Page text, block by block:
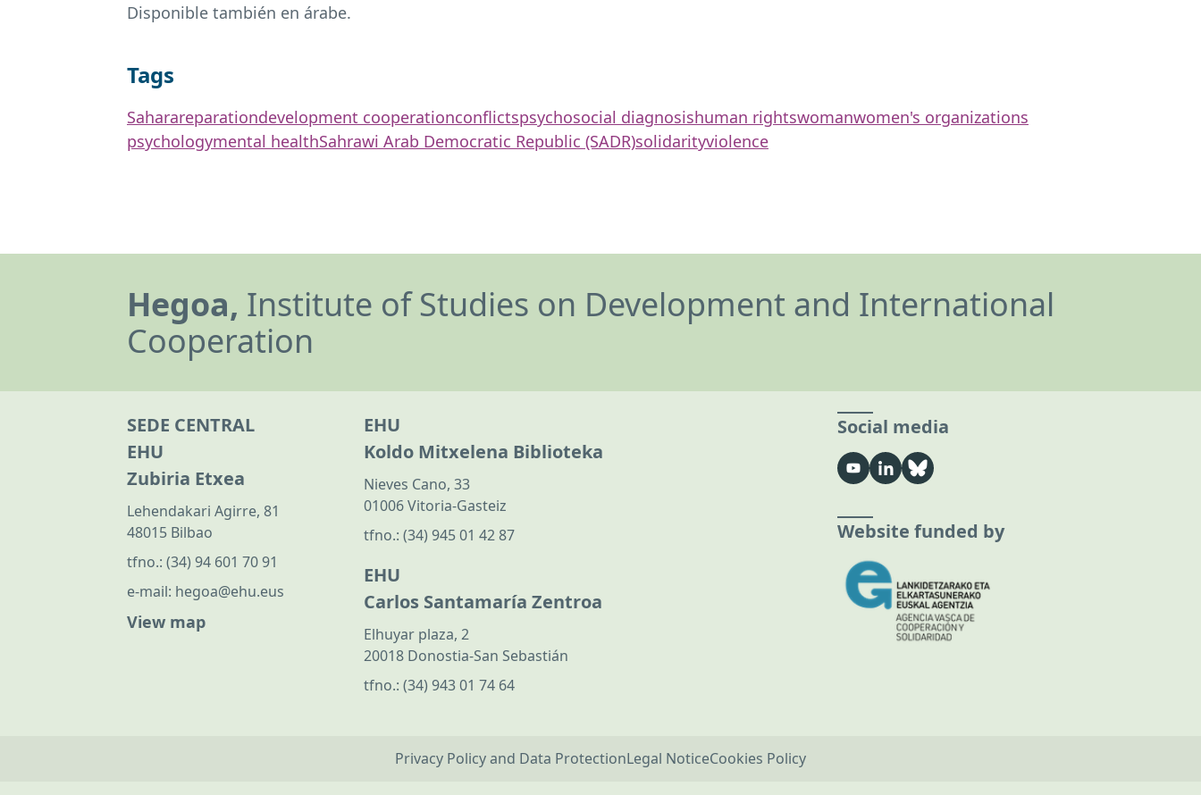
Disponible también en árabe.
Tags
Saharareparationdevelopment cooperationconflictspsychosocial diagnosishuman rightswomanwomen's organizations
psychologymental healthSahrawi Arab Democratic Republic (SADR)solidarityviolence
Hegoa, Institute of Studies on Development and International
Cooperation
SEDE CENTRAL
EHU
Zubiria Etxea
Lehendakari Agirre, 81
48015 Bilbao
tfno.: (34) 94 601 70 91
e-mail: hegoa@ehu.eus
View map
EHU
Koldo Mitxelena Biblioteka
Nieves Cano, 33
01006 Vitoria-Gasteiz
tfno.: (34) 945 01 42 87
EHU
Carlos Santamaría Zentroa
Elhuyar plaza, 2
20018 Donostia-San Sebastián
tfno.: (34) 943 01 74 64
Social media
Website funded by
Privacy Policy and Data ProtectionLegal NoticeCookies Policy